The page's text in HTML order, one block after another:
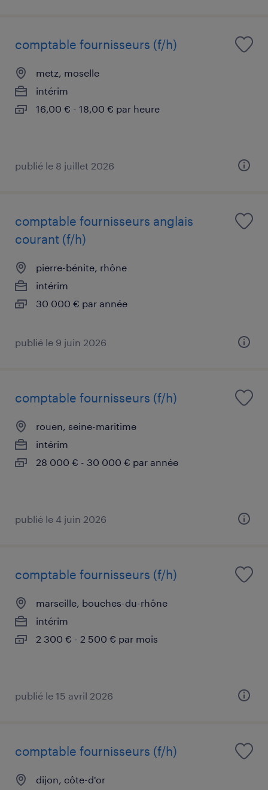
comptable fournisseurs (f/h)
metz, moselle
intérim
16,00 € - 18,00 € par heure
publié le 8 juillet 2026
comptable fournisseurs anglais
courant (f/h)
pierre-bénite, rhône
intérim
30 000 € par année
publié le 9 juin 2026
comptable fournisseurs (f/h)
rouen, seine-maritime
intérim
28 000 € - 30 000 € par année
publié le 4 juin 2026
comptable fournisseurs (f/h)
marseille, bouches-du-rhône
intérim
2 300 € - 2 500 € par mois
publié le 15 avril 2026
comptable fournisseurs (f/h)
dijon, côte-d'or